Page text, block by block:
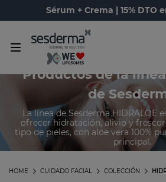
Sérum + Crema | 15% DTO
Productos de la
de
La línea de Sesderma HIDRALOE
ofrecer hidratación, alivio y
tipo de pieles, con aloe vera 100%
principal.
COLECCIÓN
CUIDADO FACIAL
HOME